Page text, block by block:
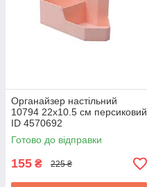
Органайзер настільний
10794 22х10.5 см персиковий
ID 4570692
Готово до відправки
155 ₴ 225 ₴